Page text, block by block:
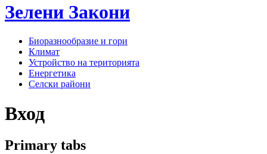
Зелени Закони
Биоразнообразие и гори
Климат
Устройство на територията
Енергетика
Селски райони
Вход
Primary tabs